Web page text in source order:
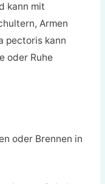
kann mit
Armen
pectoris kann
oder Ruhe
oder Brennen in